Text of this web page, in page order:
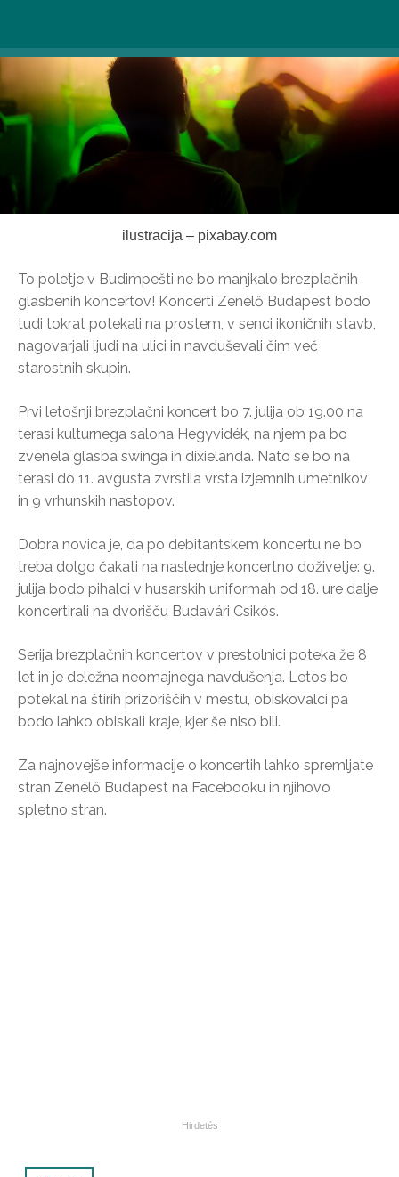
ilustracija – pixabay.com
To poletje v Budimpešti ne bo manjkalo brezplačnih
glasbenih koncertov! Koncerti Zenélő Budapest bodo
tudi tokrat potekali na prostem, v senci ikoničnih stavb,
nagovarjali ljudi na ulici in navduševali čim več
starostnih skupin.
Prvi letošnji brezplačni koncert bo 7. julija ob 19.00 na
terasi kulturnega salona Hegyvidék, na njem pa bo
zvenela glasba swinga in dixielanda. Nato se bo na
terasi do 11. avgusta zvrstila vrsta izjemnih umetnikov
in 9 vrhunskih nastopov.
Dobra novica je, da po debitantskem koncertu ne bo
treba dolgo čakati na naslednje koncertno doživetje: 9.
julija bodo pihalci v husarskih uniformah od 18. ure dalje
koncertirali na dvorišču Budavári Csikós.
Serija brezplačnih koncertov v prestolnici poteka že 8
let in je deležna neomajnega navdušenja. Letos bo
potekal na štirih prizoriščih v mestu, obiskovalci pa
bodo lahko obiskali kraje, kjer še niso bili.
Za najnovejše informacije o koncertih lahko spremljate
stran Zenélő Budapest na Facebooku in njihovo
spletno stran.